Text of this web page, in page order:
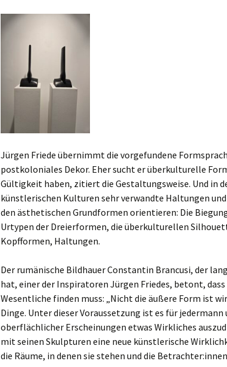
Jürgen Friede übernimmt die vorgefundene
postkoloniales Dekor. Eher sucht er überkulturelle
Gültigkeit haben, zitiert die Gestaltungsweise. Und in
künstlerischen Kulturen sehr verwandte Haltungen
den ästhetischen Grundformen orientieren: Die
Urtypen der Dreierformen, die überkulturellen
Kopfformen, Haltungen.
Der rumänische Bildhauer Constantin Brancusi, der
hat, einer der Inspiratoren Jürgen Friedes, betont,
Wesentliche finden muss: „Nicht die äußere Form ist
Dinge. Unter dieser Voraussetzung ist es für
oberflächlicher Erscheinungen etwas Wirkliches
mit seinen Skulpturen eine neue künstlerische
die Räume, in denen sie stehen und die